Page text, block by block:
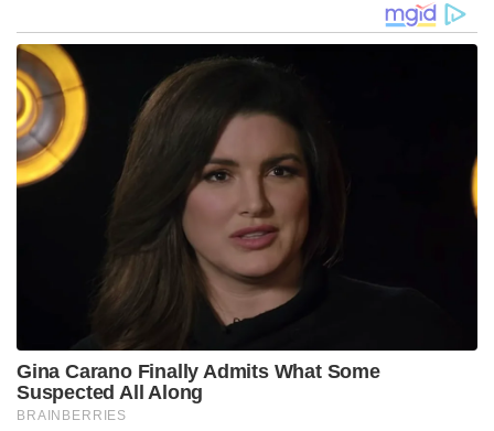
ഡൽഹിയിൽ ജനിച്ച നിഖിൽ ചൗധരി പഞ്ചാബിന്
വേണ്ടിയാണ് ആഭ്യന്തര ക്രിക്കറ്റ് കളിച്ചിരുന്നത്. 2017-
ൽ ഹർഭജൻ സിംഗ്, സിദ്ധാർത്ഥ് കൗൾ, സന്ദീപ് ശർമ്മ
എന്നിവരടങ്ങുന്ന പഞ്ചാബ് ടീമിലൂടെയായിരുന്നു
അരങ്ങേറ്റം. യുവരാജ് സിംഗിനൊപ്പം ഡ്രെസ്സിംഗ് റൂം
പങ്കിട്ടിട്ടുള്ള നിഖിലിന്റെ ഫോൺ ബുക്കിൽ ഇന്നും
ഇന്ത്യൻ പേസർ അർഷ്ദീപ് സിംഗിന്റെ നമ്പറുണ്ട്.
എന്നാൽ പഞ്ചാബ് ടീമിൽ അവസരങ്ങൾ
കുറഞ്ഞതോടെ 2020-ൽ ക്വീൻസ്‌ലാൻഡിലുള്ള തന്റെ
അമ്മാവനെ സന്ദർശിക്കാൻ നിഖിൽ
ഓസ്‌ട്രേലിയയിലേക്ക് പോയി. ആ സമയത്താണ്
ലോകം മുഴുവൻ കോവിഡ് ലോക്ക്ഡൗണിലായത്.